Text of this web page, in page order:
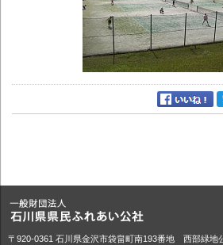
〒920-0361 石川県金沢市袋畠町南193番地 西部緑地